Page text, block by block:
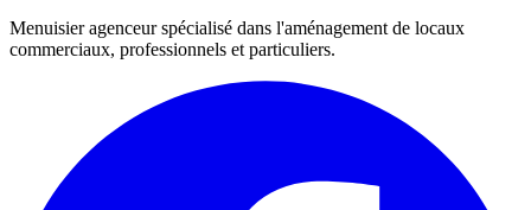
Menuisier agenceur spécialisé dans l'aménagement de locaux
commerciaux, professionnels et particuliers.